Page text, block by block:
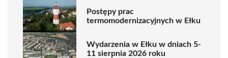
Postępy prac
termomodernizacyjnych w Ełku
Wydarzenia w Ełku w dniach 5-
11 sierpnia 2026 roku